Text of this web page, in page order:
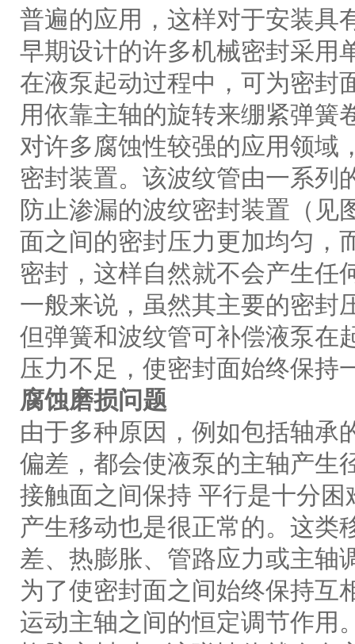
普遍的应用，这样对于安装具
早期设计的许多机械密封采用
在液泵起动过程中，可为密封
用依靠主轴的旋转来绷紧弹簧
对许多腐蚀性较强的应用领域
密封装置。该波纹管由一系列
防止渗漏的波纹密封装置（见
面之间的密封压力更加均匀，
密封，这样自然就不会产生任
一般来说，虽然其主要的密封
但弹簧和波纹管可补偿液泵在
压力不足，使密封面始终保持
腐蚀磨损问题
由于多种原因，例如包括轴承
偏差，都会使液泵的主轴产生
接触面之间保持 平行是十分
产生移动也是很正常的。这类
差、热膨胀、管路应力或主轴
为了使密封面之间始终保持互
运动主轴之间的恒定调节作用